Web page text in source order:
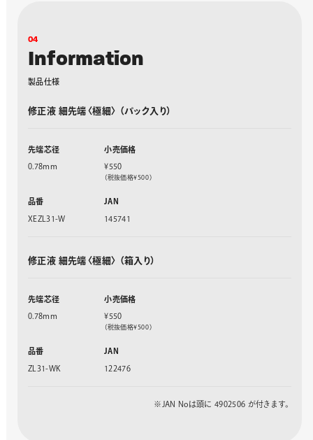
04
Information
製品仕様
修正液 細先端〈極細〉 （パック入り）
先端芯径
0.78mm
小売価格
¥550
（税抜価格¥500）
品番 JAN
XEZL31-W 145741
修正液 細先端〈極細〉 （箱入り）
先端芯径
0.78mm
小売価格
¥550
（税抜価格¥500）
品番 JAN
ZL31-WK 122476
※JAN Noは頭に 4902506 が付きます。